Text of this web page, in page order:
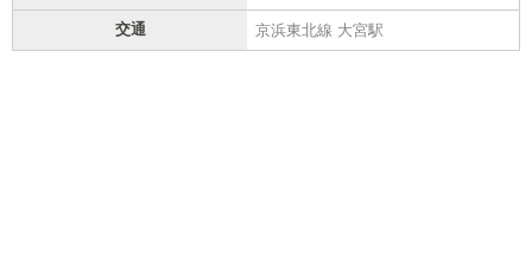
交通 京浜東北線 大宮駅